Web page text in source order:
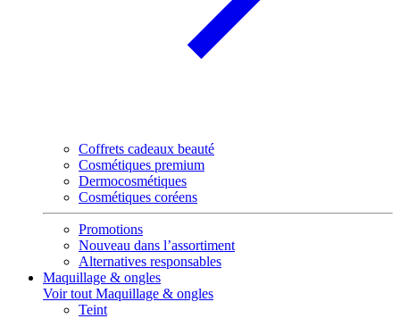
Coffrets cadeaux beauté
Cosmétiques premium
Dermocosmétiques
Cosmétiques coréens
Promotions
Nouveau dans l’assortiment
Alternatives responsables
Maquillage & ongles
Voir tout Maquillage & ongles
Teint